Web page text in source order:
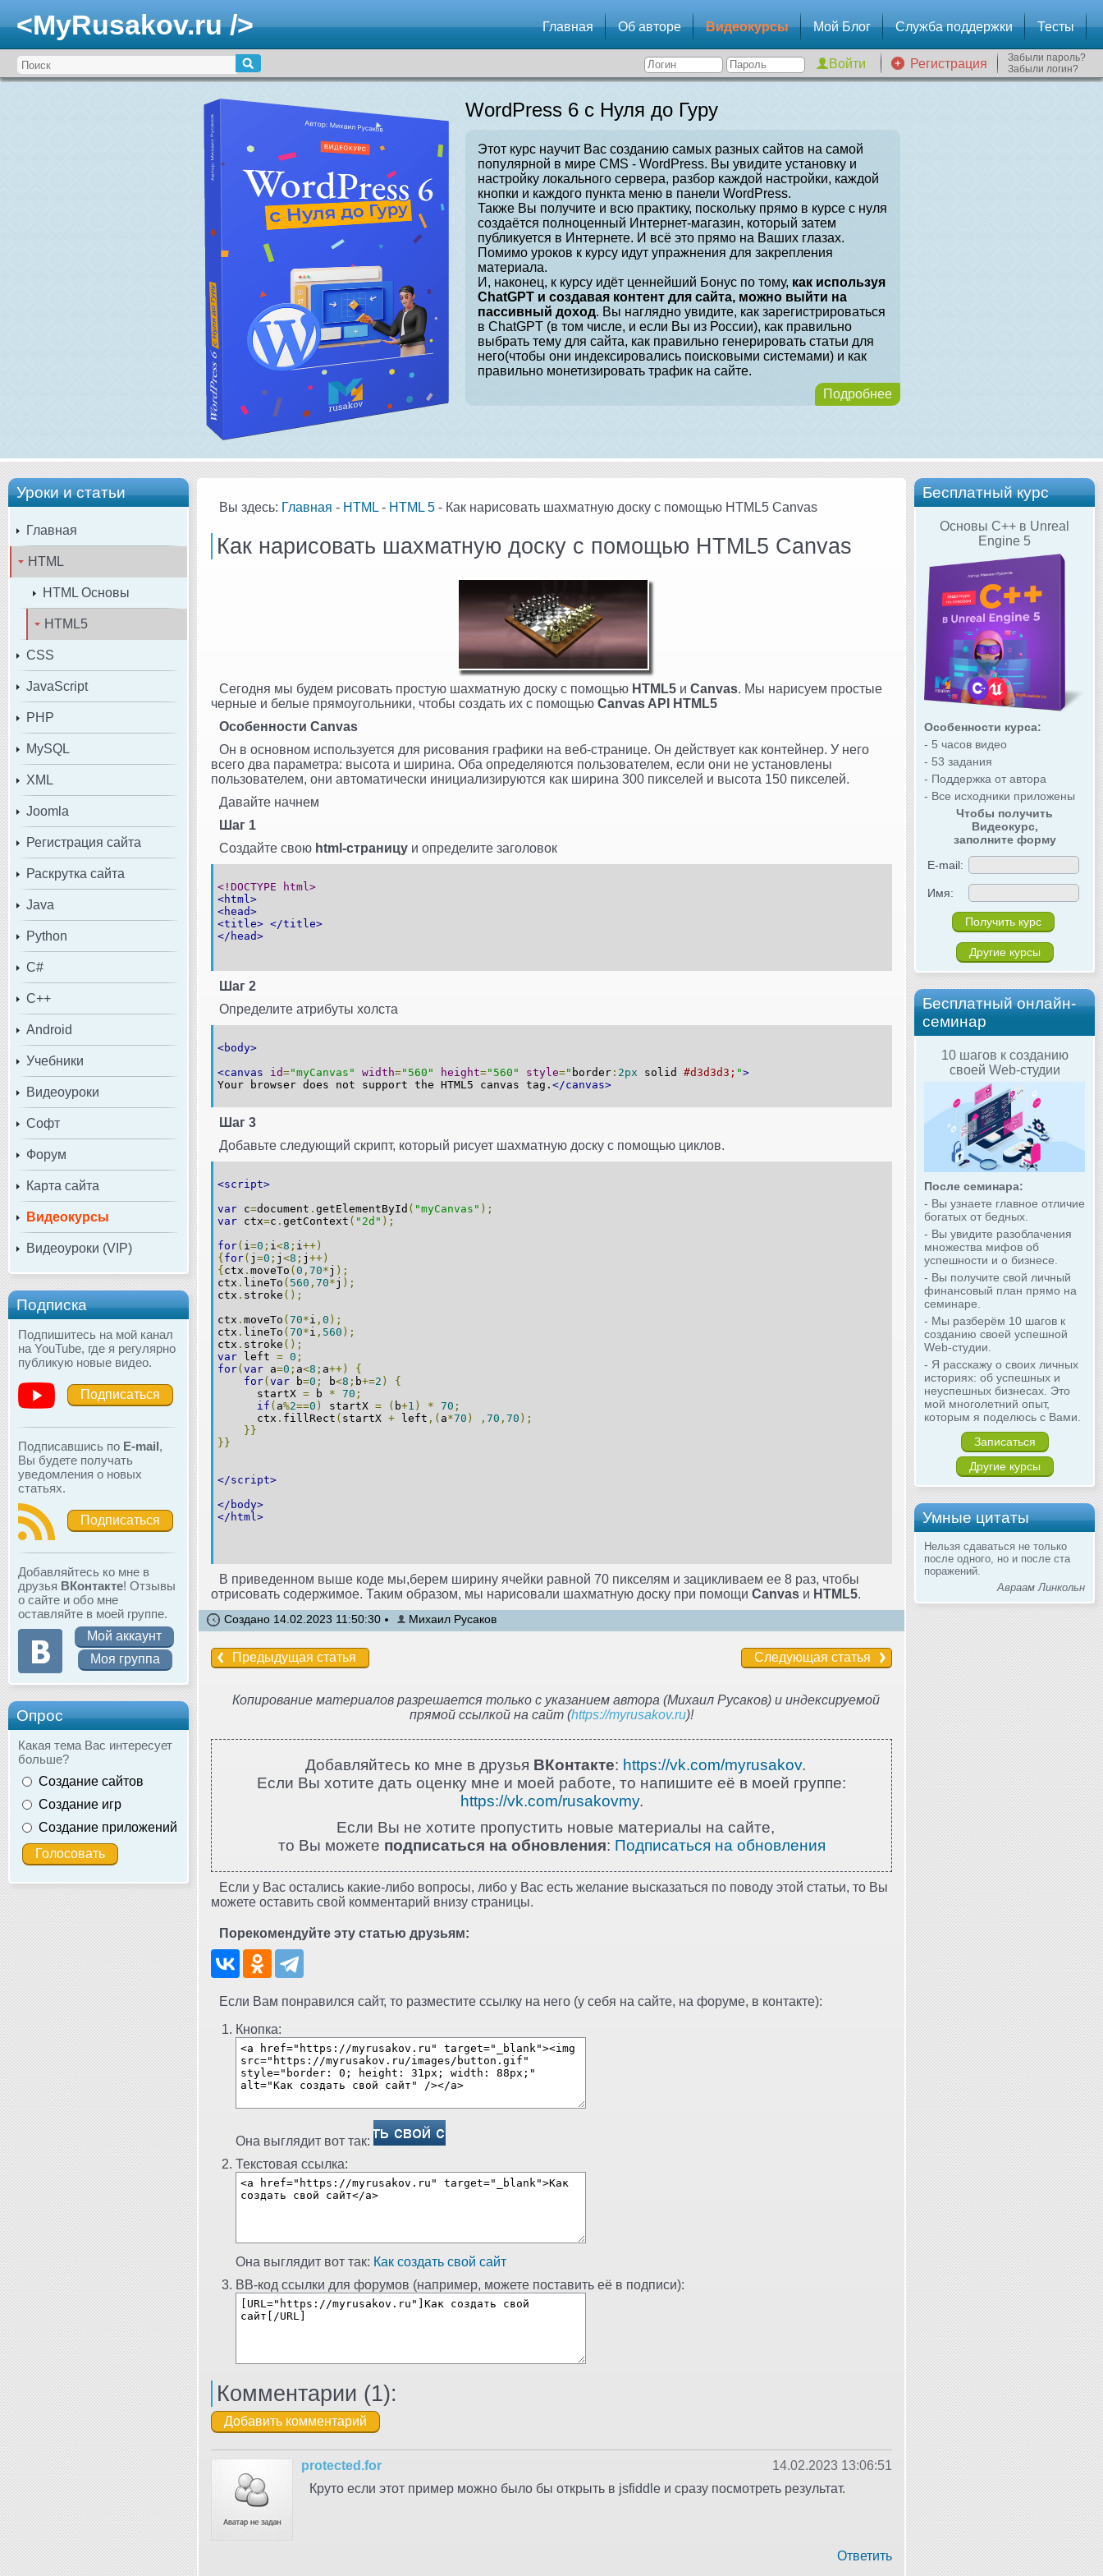
<MyRusakov.ru /> Главная Об авторе Видеокурсы Мой Блог Служба поддержки Тесты
Регистрация
Забыли пароль?
Забыли логин?
WordPress 6 с Нуля до Гуру
Этот курс научит Вас созданию самых разных сайтов на самой
популярной в мире CMS - WordPress. Вы увидите установку и
настройку локального сервера, разбор каждой настройки, каждой
кнопки и каждого пункта меню в панели WordPress.
Также Вы получите и всю практику, поскольку прямо в курсе с нуля
создаётся полноценный Интернет-магазин, который затем
публикуется в Интернете. И всё это прямо на Ваших глазах.
Помимо уроков к курсу идут упражнения для закрепления
материала.
И, наконец, к курсу идёт ценнейший Бонус по тому, как используя
ChatGPT и создавая контент для сайта, можно выйти на
пассивный доход. Вы наглядно увидите, как зарегистрироваться
в ChatGPT (в том числе, и если Вы из России), как правильно
выбрать тему для сайта, как правильно генерировать статьи для
него(чтобы они индексировались поисковыми системами) и как
правильно монетизировать трафик на сайте.
Подробнее
Уроки и статьи
Главная
HTML
HTML Основы
HTML5
CSS
JavaScript
PHP
MySQL
XML
Joomla
Регистрация сайта
Раскрутка сайта
Java
Python
C#
C++
Android
Учебники
Видеоуроки
Софт
Форум
Карта сайта
Видеокурсы
Видеоуроки (VIP)
Подписка
Подпишитесь на мой канал
на YouTube, где я регулярно
публикую новые видео.
Подписаться
Подписавшись по E-mail,
Вы будете получать
уведомления о новых
статьях.
Подписаться
Добавляйтесь ко мне в
друзья ВКонтакте! Отзывы
о сайте и обо мне
оставляйте в моей группе.
Мой аккаунт
Моя группа
Опрос
Какая тема Вас интересует
больше?
Создание сайтов
Создание игр
Создание приложений
Бесплатный курс
Основы C++ в Unreal
Engine 5
Особенности курса:
- 5 часов видео
- 53 задания
- Поддержка от автора
- Все исходники приложены
Чтобы получить
Видеокурс,
заполните форму
E-mail:
Имя:
Другие курсы
Бесплатный онлайн-
семинар
10 шагов к созданию
своей Web-студии
После семинара:
- Вы узнаете главное отличие
богатых от бедных.
- Вы увидите разоблачения
множества мифов об
успешности и о бизнесе.
- Вы получите свой личный
финансовый план прямо на
семинаре.
- Мы разберём 10 шагов к
созданию своей успешной
Web-студии.
- Я расскажу о своих личных
историях: об успешных и
неуспешных бизнесах. Это
мой многолетний опыт,
которым я поделюсь с Вами.
Записаться
Другие курсы
Умные цитаты
Нельзя сдаваться не только
после одного, но и после ста
поражений.
Авраам Линкольн
Вы здесь: Главная - HTML - HTML 5 - Как нарисовать шахматную доску с помощью HTML5 Canvas
Как нарисовать шахматную доску с помощью HTML5 Canvas
Сегодня мы будем рисовать простую шахматную доску с помощью HTML5 и Canvas. Мы нарисуем простые
черные и белые прямоугольники, чтобы создать их с помощью Canvas API HTML5
Особенности Canvas
Он в основном используется для рисования графики на веб-странице. Он действует как контейнер. У него
всего два параметра: высота и ширина. Оба определяются пользователем, если они не установлены
пользователем, они автоматически инициализируются как ширина 300 пикселей и высота 150 пикселей.
Давайте начнем
Шаг 1
Создайте свою html-страницу и определите заголовок
<!DOCTYPE html>
<html>
<head>
<title> </title>
</head>
Шаг 2
Определите атрибуты холста
<body>
<canvas
id="myCanvas" width="560" height="560" style=" border : 2px solid #d3d3d3; ">
Your browser does not support the HTML5 canvas tag. </canvas>
Шаг 3
Добавьте следующий скрипт, который рисует шахматную доску с помощью циклов.
<script>
var c=document . getElementById ( "myCanvas" );
var ctx=c . getContext ( "2d" );
for( i=0 ; i<8 ; i++)
{ for( j =0 ; j <8 ; j ++)
{ ctx . moveTo ( 0 , 70*j );
ctx . lineTo ( 560 , 70*j );
ctx . stroke ();
ctx . moveTo ( 70*i , 0 );
ctx . lineTo ( 70*i , 560 );
ctx . stroke ();
var left = 0 ;
for( var a=0 ; a<8 ; a++)
{
for( var b=0 ; b<8 ; b+=2 )
{
startX = b * 70 ;
if ( a%2==0 ) startX = ( b+1 ) * 70 ;
ctx . fillRect ( startX + left ,( a*70 ) , 70 , 70 );
}}
}}
</script>
</body>
</html>
В приведенном выше коде мы,берем ширину ячейки равной 70 пикселям и зацикливаем ее 8 раз, чтобы
отрисовать содержимое. Таким образом, мы нарисовали шахматную доску при помощи Canvas и HTML5.
Создано 14.02.2023 11:50:30 Михаил Русаков
Предыдущая статья Следующая статья
Копирование материалов разрешается только с указанием автора (Михаил Русаков) и индексируемой
прямой ссылкой на сайт (https://myrusakov.ru)!
Добавляйтесь ко мне в друзья ВКонтакте: https://vk.com/myrusakov.
Если Вы хотите дать оценку мне и моей работе, то напишите её в моей группе:
https://vk.com/rusakovmy.
Если Вы не хотите пропустить новые материалы на сайте,
то Вы можете подписаться на обновления: Подписаться на обновления
Если у Вас остались какие-либо вопросы, либо у Вас есть желание высказаться по поводу этой статьи, то Вы
можете оставить свой комментарий внизу страницы.
Порекомендуйте эту статью друзьям:
Если Вам понравился сайт, то разместите ссылку на него (у себя на сайте, на форуме, в контакте):
Кнопка:
Она выглядит вот так:
Текстовая ссылка:
Она выглядит вот так: Как создать свой сайт
BB-код ссылки для форумов (например, можете поставить её в подписи):
Комментарии (1):
protected.for
14.02.2023 13:06:51
Круто если этот пример можно было бы открыть в jsfiddle и сразу посмотреть результат.
Ответить